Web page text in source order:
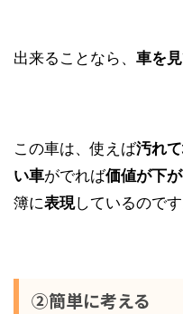
出来ることなら、 車を
この車は、使えば汚れ
い車がでれば価値が下が
簿に表現しているのです
②簡単に考える